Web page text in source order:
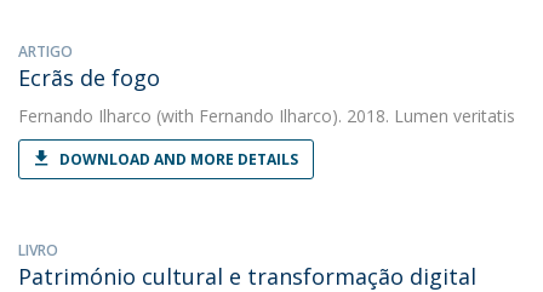
ARTIGO
Ecrãs de fogo
Fernando Ilharco (with Fernando Ilharco). 2018. Lumen veritatis
DOWNLOAD AND MORE DETAILS
LIVRO
Património cultural e transformação digital